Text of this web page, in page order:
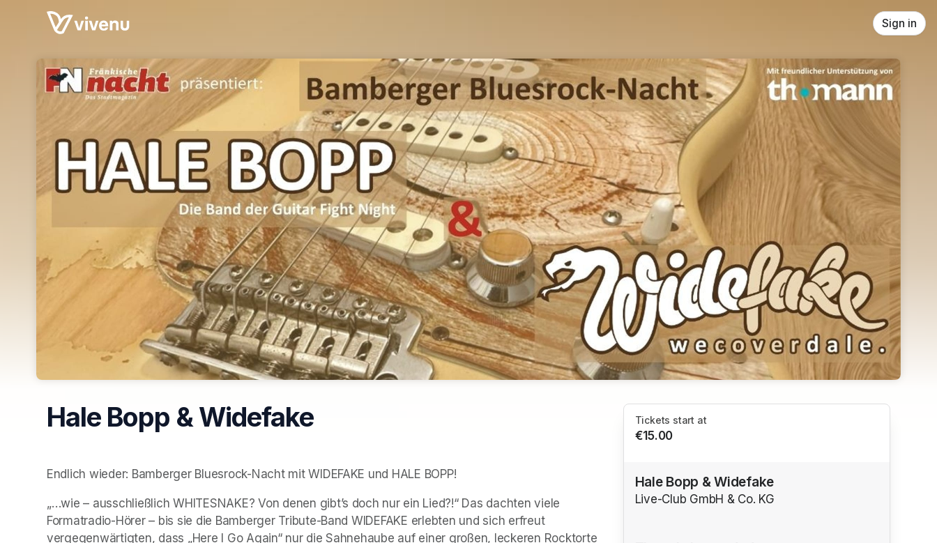
Skip header
Sign in
Hale Bopp & Widefake
Endlich wieder: Bamberger Bluesrock-Nacht mit WIDEFAKE und HALE BOPP!
„…wie – ausschließlich WHITESNAKE? Von denen gibt’s doch nur ein Lied?!“ Das dachten viele
Formatradio-Hörer – bis sie die Bamberger Tribute-Band WIDEFAKE erlebten und sich erfreut
vergegenwärtigten, dass „Here I Go Again“ nur die Sahnehaube auf einer großen, leckeren Rocktorte
Tickets start at
€15.00
Hale Bopp & Widefake
Live-Club GmbH & Co. KG